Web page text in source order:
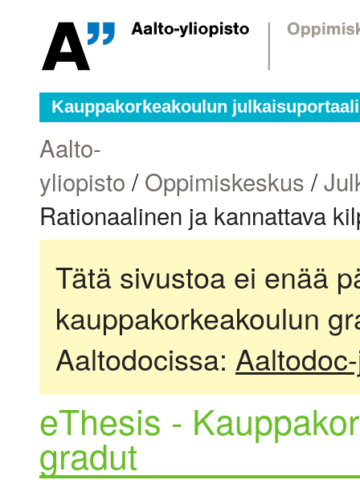
Kauppakorkeakoulun julkaisuportaali
Aalto-
yliopisto /Oppimiskeskus /
Rationaalinen ja kannattava
Tätä sivustoa ei enää
kauppakorkeakoulun
Aaltodocissa:
eThesis -
gradut